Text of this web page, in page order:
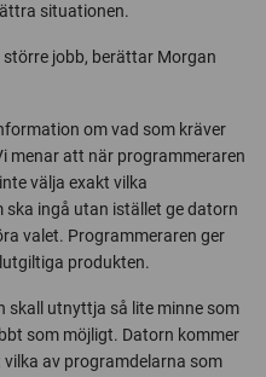
situationen.
jobb, berättar Morgan
om vad som kräver
menar att när programmeraren
välja exakt vilka
ingå utan istället ge datorn
valet. Programmeraren ger
produkten.
skall utnyttja så lite minne som
som möjligt. Datorn kommer
av programdelarna som